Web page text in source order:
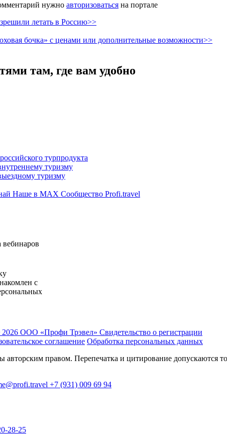
нужно авторизоваться на портале
летать в Россию>>
бочка» с ценами или дополнительные возможности>>
там, где вам удобно
турпродукта
туризму
туризму
Наше в MAX Сообщество Profi.travel
вебинаров
с
ООО «Профи Трэвeл» Свидетельство о регистрации
соглашение Обработка персональных данных
правом. Перепечатка и цитирование допускаются
+7 (931) 009 69 94
28-25